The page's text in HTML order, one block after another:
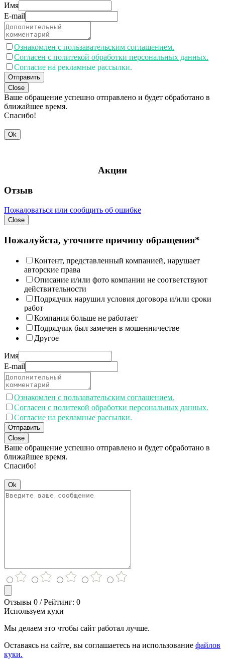
Имя
E-mail
Ознакомлен с пользавательским соглашением.
Согласен с политекой обработки персональных данных.
Согласие на рекламные рассылки.
Отправить
Close
Ваше обращение успешно отправлено и будет обработано в
ближайшее время.
Спасибо!
Ok
Акции
Отзыв
Пожаловаться или сообщить об ошибке
Close
Пожалуйста, уточните причину обращения*
Контент, представленный компанией, нарушает
авторские права
Описание и/или фото компании не соответствуют
действительности
Подрядчик нарушил условия договора и/или сроки
работ
Компания больше не работает
Подрядчик был замечен в мошенничестве
Другое
Имя
E-mail
Ознакомлен с пользавательским соглашением.
Согласен с политекой обработки персональных данных.
Согласие на рекламные рассылки.
Отправить
Close
Ваше обращение успешно отправлено и будет обработано в
ближайшее время.
Спасибо!
Ok
Отзывы 0 / Рейтинг: 0
Используем куки
Мы делаем это чтобы сайт работал лучше.
Оставаясь на сайте, вы соглашаетесь на использование файлов
куки.